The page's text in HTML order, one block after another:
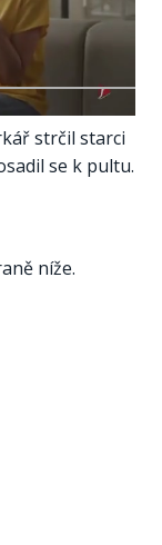
strčil starci
se k pultu.
níže.